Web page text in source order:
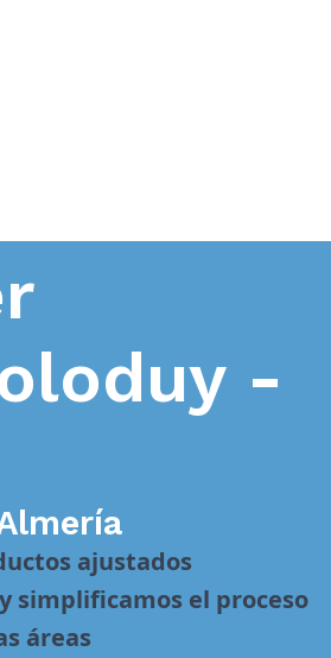
-
ajustados
simplificamos el proceso
áreas